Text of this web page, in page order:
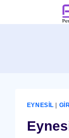
EYNESIL |